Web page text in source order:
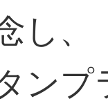
し
ンプ